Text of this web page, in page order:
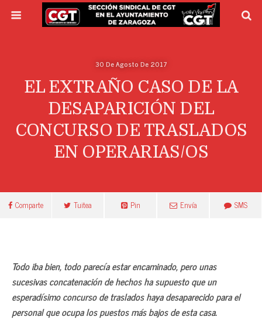
30 De Agosto De 2017
EL EXTRAÑO CASO DE LA
DESAPARICIÓN DEL
CONCURSO DE TRASLADOS
EN OPERARIAS/OS
Comparte Tuitea Pin Envía SMS
Todo iba bien, todo parecía estar encaminado, pero unas
sucesivas concatenación de hechos ha supuesto que un
esperadísimo concurso de traslados haya desaparecido para el
personal que ocupa los puestos más bajos de esta casa.